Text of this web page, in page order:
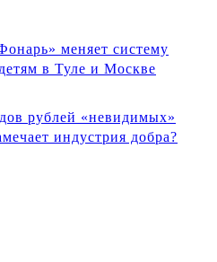
меняет систему
в Туле и Москве
рублей «невидимых»
индустрия добра?